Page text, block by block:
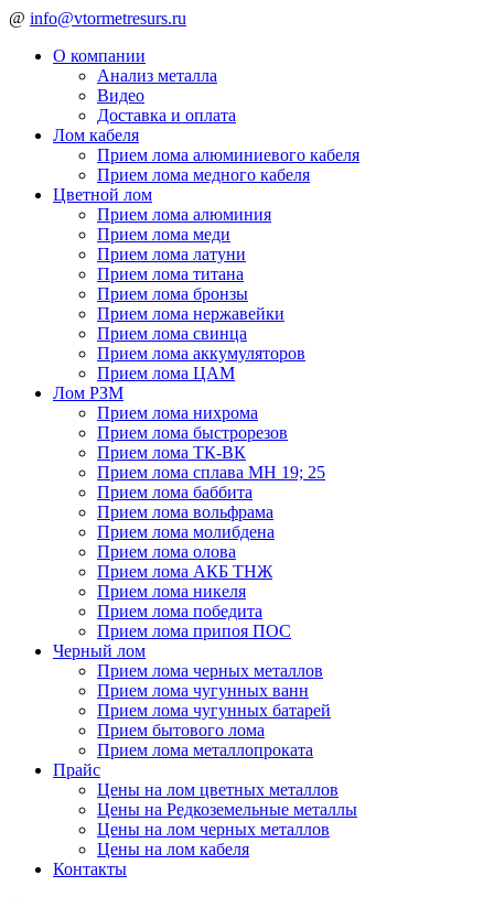
@ info@vtormetresurs.ru
О компании
Анализ металла
Видео
Доставка и оплата
Лом кабеля
Прием лома алюминиевого кабеля
Прием лома медного кабеля
Цветной лом
Прием лома алюминия
Прием лома меди
Прием лома латуни
Прием лома титана
Прием лома бронзы
Прием лома нержавейки
Прием лома свинца
Прием лома аккумуляторов
Прием лома ЦАМ
Лом РЗМ
Прием лома нихрома
Прием лома быстрорезов
Прием лома ТК-ВК
Прием лома сплава МН 19; 25
Прием лома баббита
Прием лома вольфрама
Прием лома молибдена
Прием лома олова
Прием лома АКБ ТНЖ
Прием лома никеля
Прием лома победита
Прием лома припоя ПОС
Черный лом
Прием лома черных металлов
Прием лома чугунных ванн
Прием лома чугунных батарей
Прием бытового лома
Прием лома металлопроката
Прайс
Цены на лом цветных металлов
Цены на Редкоземельные металлы
Цены на лом черных металлов
Цены на лом кабеля
Контакты